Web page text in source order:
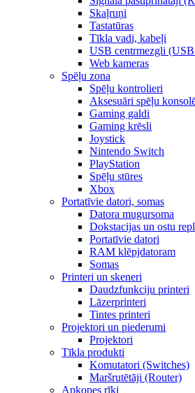
Skaļruņi
Tastatūras
Tīkla vadi, kabeļi
USB centrmezgli
Web kameras
Spēļu zona
Spēļu kontrolieri
Aksesuāri spēļu
Gaming galdi
Gaming krēsli
Joystick
Nintendo Switch
PlayStation
Spēļu stūres
Xbox
Portatīvie datori, somas
Datora mugursoma
Dokstacijas un ostu
Portatīvie datori
RAM klēpjdatoram
Somas
Printeri un skeneri
Daudzfunkciju printeri
Lāzerprinteri
Tintes printeri
Projektori un piederumi
Projektori
Tīkla produkti
Komutatori (Switches)
Maršrutētāji (Router)
Apkopes rīki